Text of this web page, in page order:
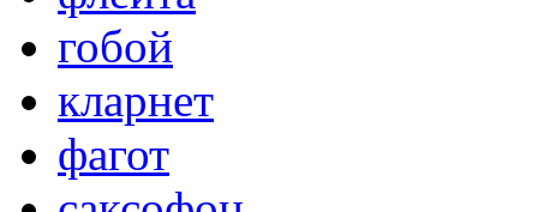
гобой
кларнет
фагот